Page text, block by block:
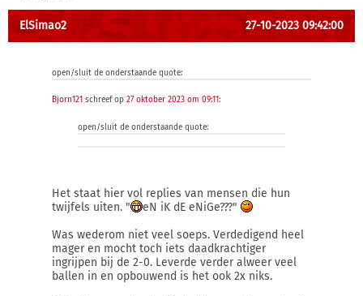
ElSimao2 27-10-2023 09:42:00
open/sluit de onderstaande quote:
Bjorn121 schreef op 27 oktober 2023 om 09:11:
open/sluit de onderstaande quote:
Het staat hier vol replies van mensen die hun
twijfels uiten. "
eN iK dE eNiGe???"
Was wederom niet veel soeps. Verdedigend heel
mager en mocht toch iets daadkrachtiger
ingrijpen bij de 2-0. Leverde verder alweer veel
ballen in en opbouwend is het ook 2x niks.